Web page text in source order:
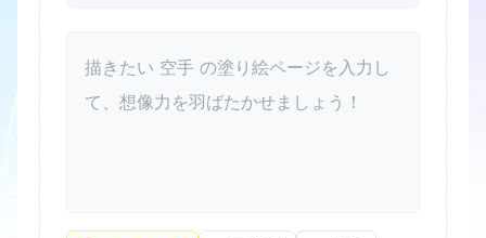
善するための絆となることができます。